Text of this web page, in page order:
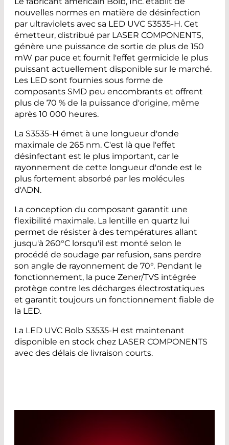
nouvelles normes en matière de désinfection
par ultraviolets avec sa LED UVC S3535-H. Cet
émetteur, distribué par LASER COMPONENTS,
génère une puissance de sortie de plus de 150
mW par puce et fournit l'effet germicide le plus
puissant actuellement disponible sur le marché.
Les LED sont fournies sous forme de
composants SMD peu encombrants et offrent
plus de 70 % de la puissance d'origine, même
après 10 000 heures.
La S3535-H émet à une longueur d'onde
maximale de 265 nm. C'est là que l'effet
désinfectant est le plus important, car le
rayonnement de cette longueur d'onde est le
plus fortement absorbé par les molécules
d'ADN.
La conception du composant garantit une
flexibilité maximale. La lentille en quartz lui
permet de résister à des températures allant
jusqu'à 260°C lorsqu'il est monté selon le
procédé de soudage par refusion, sans perdre
son angle de rayonnement de 70°. Pendant le
fonctionnement, la puce Zener/TVS intégrée
protège contre les décharges électrostatiques
et garantit toujours un fonctionnement fiable de
la LED.
La LED UVC Bolb S3535-H est maintenant
disponible en stock chez LASER COMPONENTS
avec des délais de livraison courts.